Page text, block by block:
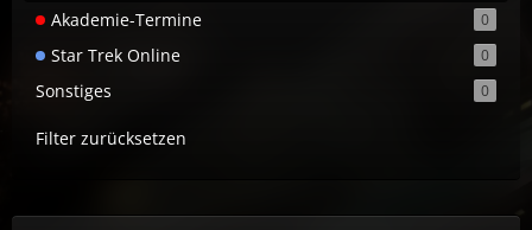
Akademie-Termine 0
Star Trek Online 0
Sonstiges 0
Filter zurücksetzen